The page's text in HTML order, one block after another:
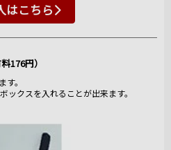
はこちら
料176円）
。
ックスを入れることが出来ます。